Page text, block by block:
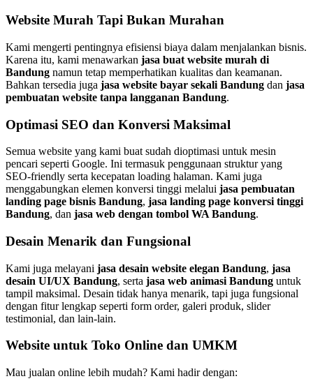
Website Murah Tapi Bukan Murahan
Kami mengerti pentingnya efisiensi biaya dalam menjalankan bisnis.
Karena itu, kami menawarkan jasa buat website murah di
Bandung namun tetap memperhatikan kualitas dan keamanan.
Bahkan tersedia juga jasa website bayar sekali Bandung dan jasa
pembuatan website tanpa langganan Bandung.
Optimasi SEO dan Konversi Maksimal
Semua website yang kami buat sudah dioptimasi untuk mesin
pencari seperti Google. Ini termasuk penggunaan struktur yang
SEO-friendly serta kecepatan loading halaman. Kami juga
menggabungkan elemen konversi tinggi melalui jasa pembuatan
landing page bisnis Bandung, jasa landing page konversi tinggi
Bandung, dan jasa web dengan tombol WA Bandung.
Desain Menarik dan Fungsional
Kami juga melayani jasa desain website elegan Bandung, jasa
desain UI/UX Bandung, serta jasa web animasi Bandung untuk
tampil maksimal. Desain tidak hanya menarik, tapi juga fungsional
dengan fitur lengkap seperti form order, galeri produk, slider
testimonial, dan lain-lain.
Website untuk Toko Online dan UMKM
Mau jualan online lebih mudah? Kami hadir dengan: